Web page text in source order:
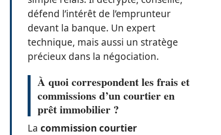
défend l’intérêt de l’emprunteur
devant la banque. Un expert
technique, mais aussi un stratège
précieux dans la négociation.
À quoi correspondent les frais et
commissions d’un courtier en
prêt immobilier ?
La commission courtier